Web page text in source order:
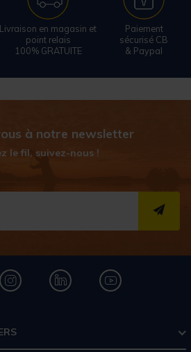
Livraison en magasin et
point relais
100% GRATUITE
Paiement
sécurisé CB
& Paypal
à notre newsletter
le fil, suivez-nous !